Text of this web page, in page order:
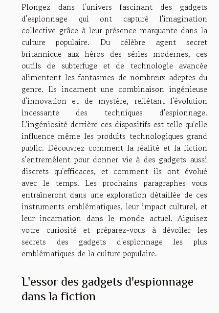
Plongez dans l'univers fascinant des gadgets
d'espionnage qui ont capturé l'imagination
collective grâce à leur présence marquante dans la
culture populaire. Du célèbre agent secret
britannique aux héros des séries modernes, ces
outils de subterfuge et de technologie avancée
alimentent les fantasmes de nombreux adeptes du
genre. Ils incarnent une combinaison ingénieuse
d'innovation et de mystère, reflétant l'évolution
incessante des techniques d'espionnage.
L'ingéniosité derrière ces dispositifs est telle qu'elle
influence même les produits technologiques grand
public. Découvrez comment la réalité et la fiction
s'entremêlent pour donner vie à des gadgets aussi
discrets qu'efficaces, et comment ils ont évolué
avec le temps. Les prochains paragraphes vous
entraîneront dans une exploration détaillée de ces
instruments emblématiques, leur impact culturel, et
leur incarnation dans le monde actuel. Aiguisez
votre curiosité et préparez-vous à dévoiler les
secrets des gadgets d'espionnage les plus
emblématiques de la culture populaire.
L'essor des gadgets d'espionnage
dans la fiction